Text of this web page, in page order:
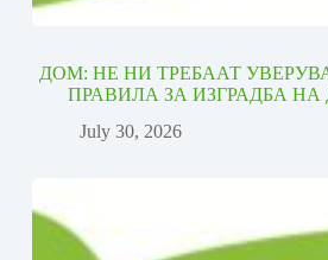
ДОМ: НЕ НИ ТРЕБААТ
ПРАВИЛА ЗА ИЗГРАДБА НА
July 30, 2026